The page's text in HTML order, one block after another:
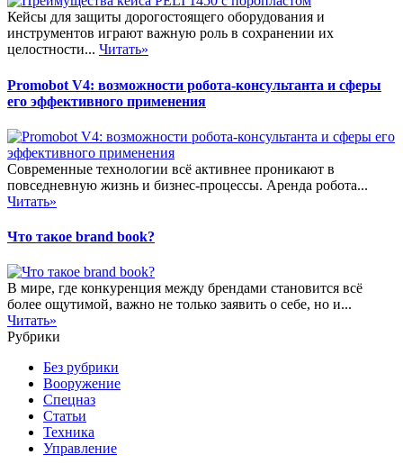
Кейсы для защиты дорогостоящего оборудования и
инструментов играют важную роль в сохранении их
целостности... Читать»
Promobot V4: возможности робота-консультанта и сферы
его эффективного применения
Современные технологии всё активнее проникают в
повседневную жизнь и бизнес-процессы. Аренда робота...
Читать»
Что такое brand book?
В мире, где конкуренция между брендами становится всё
более ощутимой, важно не только заявить о себе, но и...
Читать»
Рубрики
Без рубрики
Вооружение
Спецназ
Статьи
Техника
Управление